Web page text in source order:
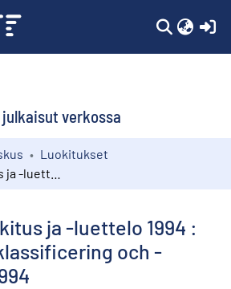
verkossa
Luokitukset
ja -luettelo 1994 :
och -